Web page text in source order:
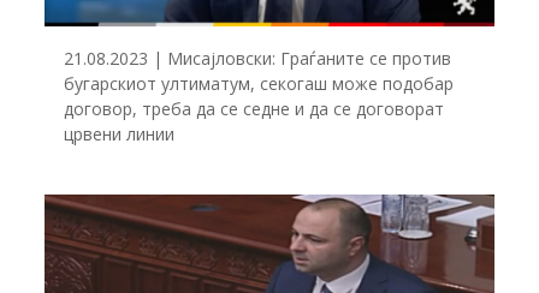
21.08.2023 | Мисајловски: Граѓаните се против
бугарскиот ултиматум, секогаш може подобар
договор, треба да се седне и да се договорат
црвени линии